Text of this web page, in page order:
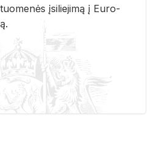
įsi­lie­ji­mą į Eu­ro­